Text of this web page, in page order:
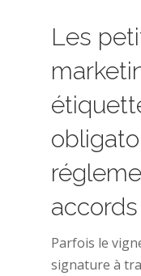
Les
Parfois le
signature à